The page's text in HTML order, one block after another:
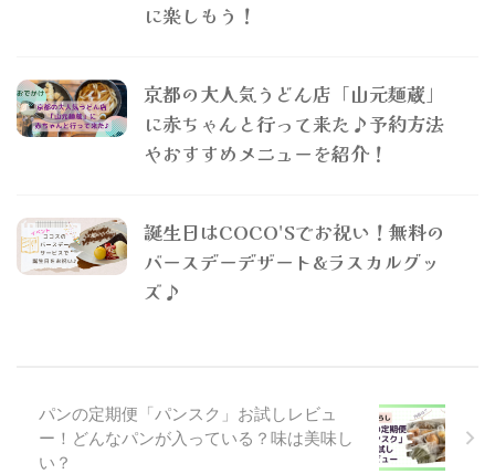
に楽しもう！
京都の大人気うどん店「山元麺蔵」
に赤ちゃんと行って来た♪予約方法
やおすすめメニューを紹介！
誕生日はCOCO'Sでお祝い！無料の
バースデーデザート&ラスカルグッ
ズ♪
パンの定期便「パンスク」お試しレビュ
ー！どんなパンが入っている？味は美味し
い？